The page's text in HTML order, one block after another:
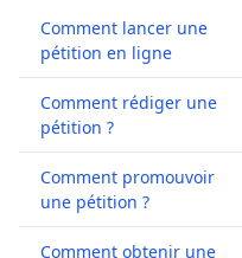
Comment lancer une
pétition en ligne
Comment rédiger une
pétition ?
Comment promouvoir
une pétition ?
Comment obtenir une